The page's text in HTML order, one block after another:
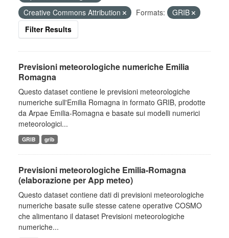
Creative Commons Attribution
Formats:
GRIB
Filter Results
Previsioni meteorologiche numeriche Emilia
Romagna
Questo dataset contiene le previsioni meteorologiche
numeriche sull'Emilia Romagna in formato GRIB, prodotte
da Arpae Emilia-Romagna e basate sui modelli numerici
meteorologici...
GRIB grib
Previsioni meteorologiche Emilia-Romagna
(elaborazione per App meteo)
Questo dataset contiene dati di previsioni meteorologiche
numeriche basate sulle stesse catene operative COSMO
che alimentano il dataset Previsioni meteorologiche
numeriche...